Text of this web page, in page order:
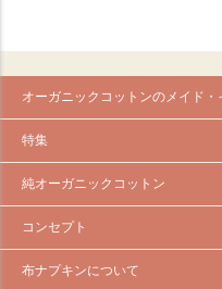
オーガニックコットンのメイド
特集
純オーガニックコットン
コンセプト
布ナプキンについて